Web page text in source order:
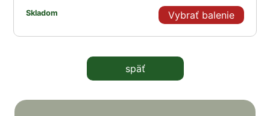
Skladom Vybrať balenie
späť